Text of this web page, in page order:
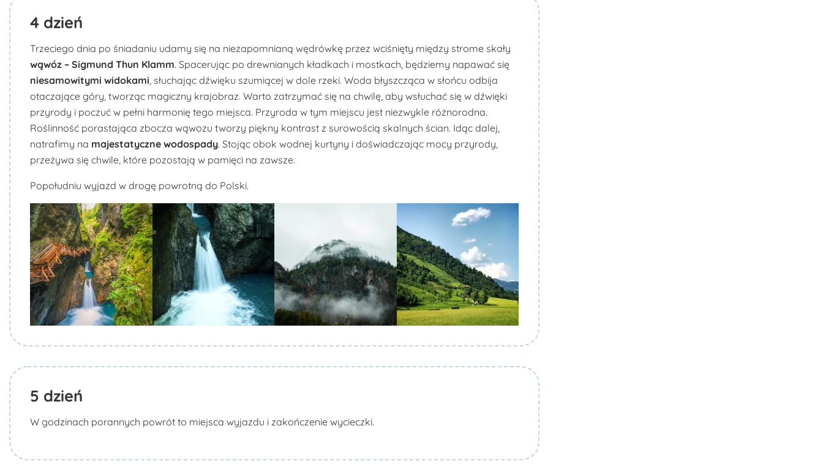
4 dzień
Trzeciego dnia po śniadaniu udamy się na niezapomnianą wędrówkę przez wciśnięty między strome skały
wąwóz – Sigmund Thun Klamm. Spacerując po drewnianych kładkach i mostkach, będziemy napawać się
niesamowitymi widokami, słuchając dźwięku szumiącej w dole rzeki. Woda błyszcząca w słońcu odbija
otaczające góry, tworząc magiczny krajobraz. Warto zatrzymać się na chwilę, aby wsłuchać się w dźwięki
przyrody i poczuć w pełni harmonię tego miejsca. Przyroda w tym miejscu jest niezwykle różnorodna.
Roślinność porastająca zbocza wąwozu tworzy piękny kontrast z surowością skalnych ścian. Idąc dalej,
natrafimy na majestatyczne wodospady. Stojąc obok wodnej kurtyny i doświadczając mocy przyrody,
przeżywa się chwile, które pozostają w pamięci na zawsze.
Popołudniu wyjazd w drogę powrotną do Polski.
Biuro Podróży KROCZEK Biuro Podróży KROCZEK Biuro Podróży KROCZEK
5 dzień
W godzinach porannych powrót to miejsca wyjazdu i zakończenie wycieczki.